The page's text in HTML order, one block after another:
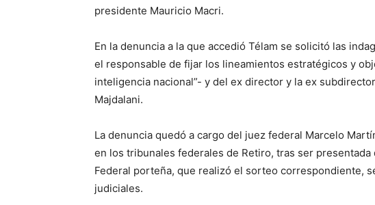
presidente Mauricio Macri.
En la denuncia a la que accedió Télam se solicitó las
el responsable de fijar los lineamientos estratégicos y
inteligencia nacional”- y del ex director y la ex
Majdalani.
La denuncia quedó a cargo del juez federal Marcelo
en los tribunales federales de Retiro, tras ser presentada
Federal porteña, que realizó el sorteo correspondiente,
judiciales.